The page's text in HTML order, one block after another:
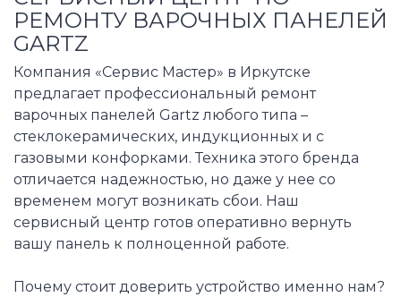
РЕМОНТУ ВАРОЧНЫХ ПАНЕЛЕЙ
GARTZ
Компания «Сервис Мастер» в Иркутске
предлагает профессиональный ремонт
варочных панелей Gartz любого типа –
стеклокерамических, индукционных и с
газовыми конфорками. Техника этого бренда
отличается надежностью, но даже у нее со
временем могут возникать сбои. Наш
сервисный центр готов оперативно вернуть
вашу панель к полноценной работе.
Почему стоит доверить устройство именно нам?